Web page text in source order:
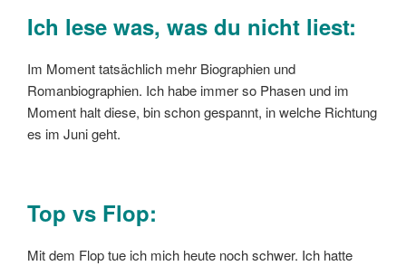
Ich lese was, was du nicht liest:
Im Moment tatsächlich mehr Biographien und
Romanbiographien. Ich habe immer so Phasen und im
Moment halt diese, bin schon gespannt, in welche Richtung
es im Juni geht.
Top vs Flop:
Mit dem Flop tue ich mich heute noch schwer. Ich hatte